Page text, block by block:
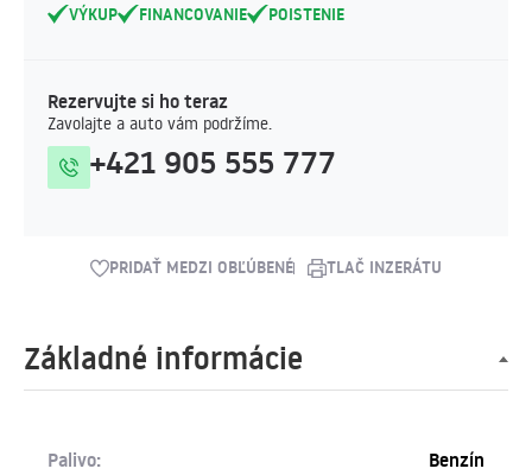
Základné informácie
Palivo:
Benzín
VÝKUP
FINANCOVANIE POISTENIE
Rezervujte si ho teraz
Zavolajte a auto vám podržíme.
+421 905 555 777
PRIDAŤ MEDZI OBĽÚBENÉ TLAČ INZERÁTU